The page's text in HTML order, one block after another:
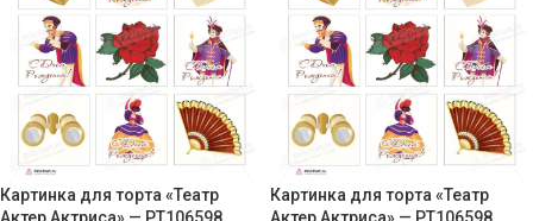
Картинка для торта «Театр
Актер Актриса» — PT106598
Картинка для торта «Театр
Актер Актриса» — PT106598